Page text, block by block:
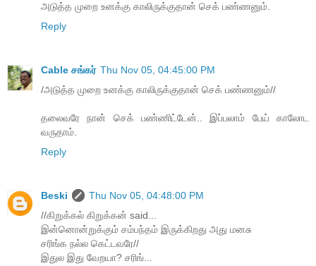
அடுத்த முறை உனக்கு காலிருக்குதான் செக் பண்ணனும்.
Reply
Cable சங்கர் Thu Nov 05, 04:45:00 PM
/அடுத்த முறை உனக்கு காலிருக்குதான் செக் பண்ணனும்//
தலைவரே நான் செக் பண்ணிட்டேன்.. இப்பலாம் பேய் காலோட
வருதாம்.
Reply
Beski
Thu Nov 05, 04:48:00 PM
//கிறுக்கல் கிறுக்கன் said...
இன்னொன்றுக்கும் சம்பந்தம் இருக்கிறது அது மனசு
சரிங்க நல்ல கெட்டவரே//
இதுல இது வேறயா? சரிங்...